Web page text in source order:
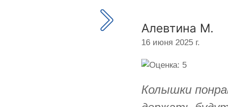
Алевтина М.
16 июня 2025 г.
Колышки